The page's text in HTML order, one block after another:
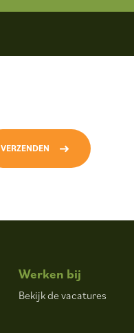
VERZENDEN
Werken bij
Bekijk de vacatures